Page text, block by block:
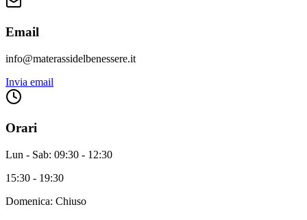
Email
info@materassidelbenessere.it
Invia email
Orari
Lun - Sab: 09:30 - 12:30
15:30 - 19:30
Domenica: Chiuso